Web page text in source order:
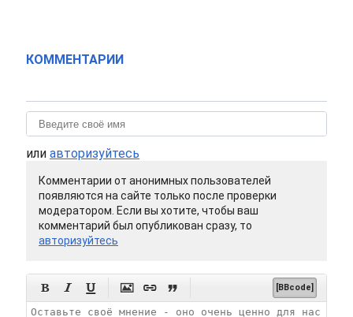
КОММЕНТАРИИ
или авторизуйтесь
Комментарии от анонимных пользователей
появляются на сайте только после проверки
модератором. Если вы хотите, чтобы ваш
комментарий был опубликован сразу, то
авторизуйтесь
      [BBcode]